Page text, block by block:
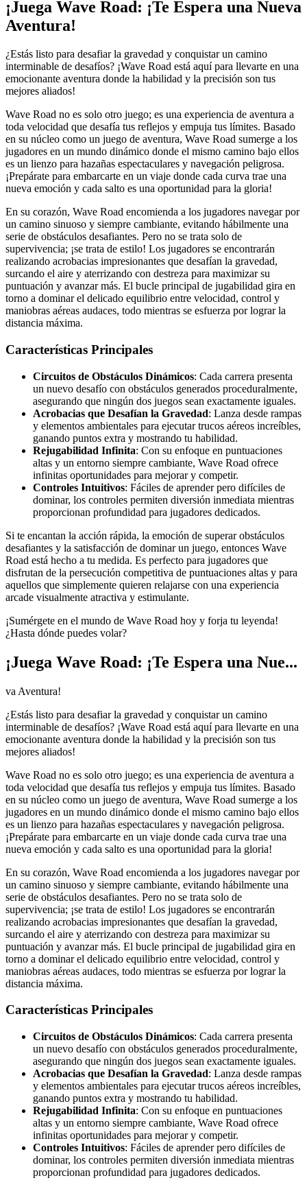
¡Juega Wave Road: ¡Te Espera una Nueva
Aventura!
¿Estás listo para desafiar la gravedad y conquistar un camino
interminable de desafíos? ¡Wave Road está aquí para llevarte en una
emocionante aventura donde la habilidad y la precisión son tus
mejores aliados!
Wave Road no es solo otro juego; es una experiencia de aventura a
toda velocidad que desafía tus reflejos y empuja tus límites. Basado
en su núcleo como un juego de aventura, Wave Road sumerge a los
jugadores en un mundo dinámico donde el mismo camino bajo ellos
es un lienzo para hazañas espectaculares y navegación peligrosa.
¡Prepárate para embarcarte en un viaje donde cada curva trae una
nueva emoción y cada salto es una oportunidad para la gloria!
En su corazón, Wave Road encomienda a los jugadores navegar por
un camino sinuoso y siempre cambiante, evitando hábilmente una
serie de obstáculos desafiantes. Pero no se trata solo de
supervivencia; ¡se trata de estilo! Los jugadores se encontrarán
realizando acrobacias impresionantes que desafían la gravedad,
surcando el aire y aterrizando con destreza para maximizar su
puntuación y avanzar más. El bucle principal de jugabilidad gira en
torno a dominar el delicado equilibrio entre velocidad, control y
maniobras aéreas audaces, todo mientras se esfuerza por lograr la
distancia máxima.
Características Principales
Circuitos de Obstáculos Dinámicos: Cada carrera presenta
un nuevo desafío con obstáculos generados proceduralmente,
asegurando que ningún dos juegos sean exactamente iguales.
Acrobacias que Desafían la Gravedad: Lanza desde rampas
y elementos ambientales para ejecutar trucos aéreos increíbles,
ganando puntos extra y mostrando tu habilidad.
Rejugabilidad Infinita: Con su enfoque en puntuaciones
altas y un entorno siempre cambiante, Wave Road ofrece
infinitas oportunidades para mejorar y competir.
Controles Intuitivos: Fáciles de aprender pero difíciles de
dominar, los controles permiten diversión inmediata mientras
proporcionan profundidad para jugadores dedicados.
Si te encantan la acción rápida, la emoción de superar obstáculos
desafiantes y la satisfacción de dominar un juego, entonces Wave
Road está hecho a tu medida. Es perfecto para jugadores que
disfrutan de la persecución competitiva de puntuaciones altas y para
aquellos que simplemente quieren relajarse con una experiencia
arcade visualmente atractiva y estimulante.
¡Sumérgete en el mundo de Wave Road hoy y forja tu leyenda!
¿Hasta dónde puedes volar?
¡Juega Wave Road: ¡Te Espera una Nue...
va Aventura!
¿Estás listo para desafiar la gravedad y conquistar un camino
interminable de desafíos? ¡Wave Road está aquí para llevarte en una
emocionante aventura donde la habilidad y la precisión son tus
mejores aliados!
Wave Road no es solo otro juego; es una experiencia de aventura a
toda velocidad que desafía tus reflejos y empuja tus límites. Basado
en su núcleo como un juego de aventura, Wave Road sumerge a los
jugadores en un mundo dinámico donde el mismo camino bajo ellos
es un lienzo para hazañas espectaculares y navegación peligrosa.
¡Prepárate para embarcarte en un viaje donde cada curva trae una
nueva emoción y cada salto es una oportunidad para la gloria!
En su corazón, Wave Road encomienda a los jugadores navegar por
un camino sinuoso y siempre cambiante, evitando hábilmente una
serie de obstáculos desafiantes. Pero no se trata solo de
supervivencia; ¡se trata de estilo! Los jugadores se encontrarán
realizando acrobacias impresionantes que desafían la gravedad,
surcando el aire y aterrizando con destreza para maximizar su
puntuación y avanzar más. El bucle principal de jugabilidad gira en
torno a dominar el delicado equilibrio entre velocidad, control y
maniobras aéreas audaces, todo mientras se esfuerza por lograr la
distancia máxima.
Características Principales
Circuitos de Obstáculos Dinámicos: Cada carrera presenta
un nuevo desafío con obstáculos generados proceduralmente,
asegurando que ningún dos juegos sean exactamente iguales.
Acrobacias que Desafían la Gravedad: Lanza desde rampas
y elementos ambientales para ejecutar trucos aéreos increíbles,
ganando puntos extra y mostrando tu habilidad.
Rejugabilidad Infinita: Con su enfoque en puntuaciones
altas y un entorno siempre cambiante, Wave Road ofrece
infinitas oportunidades para mejorar y competir.
Controles Intuitivos: Fáciles de aprender pero difíciles de
dominar, los controles permiten diversión inmediata mientras
proporcionan profundidad para jugadores dedicados.